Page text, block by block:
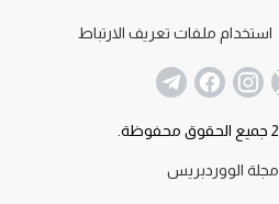
استخدام ملفات تعريف الارتباط
مجلة الووردبريس